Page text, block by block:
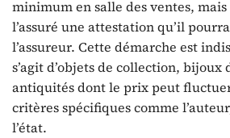
minimum en salle des ventes,
l’assuré une attestation qu’il
l’assureur. Cette démarche est
s’agit d’objets de collection,
antiquités dont le prix peut
critères spécifiques comme
l’état.